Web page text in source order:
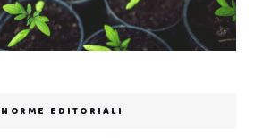
NORME EDITORIALI